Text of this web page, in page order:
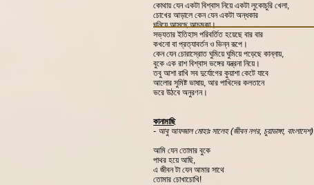
কোথায় যেন একটা বিশ্বাস নিয়ে একটা লুকোচুরি খেলা,
চোখের আড়ালে কেন যেন একটা অন্ধকার
ঘনিয়ে আসছে আচমকা।
সভ্যতার ইতিহাস পরিবর্তিত হয়েছে বার বার
কখনো বা প্রত্যাবর্তন ও ভিন্ন রূপে।
কেন যেন চোরাস্রোত ঘুমিয়ে ঘুমিয়ে পড়েছে কান্নায়,
বুকে এক রাশ বিশ্বাস ভঙ্গের যন্ত্রনা নিয়ে।
তবু আশা রাখি সব দুর্যোগের কুয়াশা কেটে যাবে
আলোর সুমিষ্ট ভাষায়, আর পাখিদের কলতানে
ভরে উঠবে অনুরণন।
কানামাছি
- আবু আফজাল মোহাঃ সালেহ (জীবন নগর, চুয়াডাঙ্গা, বাংলাদেশ)
আমি যেন তোমার বুকে
পাথর হয়ে আছি,
এ জীবন টা যেন আমার সাথে
তোমার চোখাচোখি!